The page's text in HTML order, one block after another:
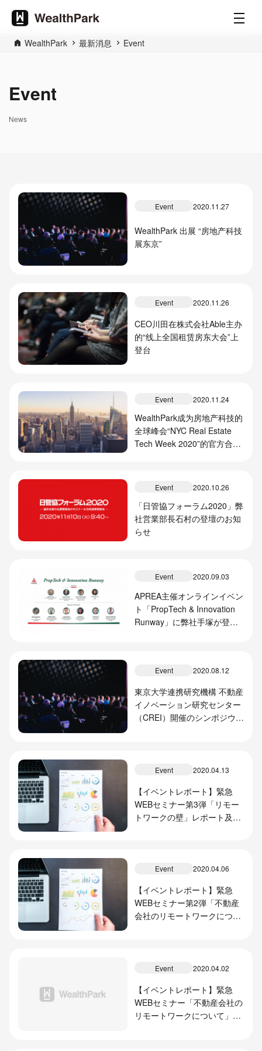
WealthPark 最新消息 Event
Event
News
Event 2020.11.27
WealthPark 出展 “房地产科技
展东京”
Event 2020.11.26
CEO川田在株式会社Able主办
的“线上全国租赁房东大会”上
登台
Event 2020.11.24
WealthPark成为房地产科技的
全球峰会“NYC Real Estate
Tech Week 2020”的官方合作
Event 2020.10.26
「日管協フォーラム2020」弊
社営業部長石村の登壇のお知
らせ
Event 2020.09.03
APREA主催オンラインイベン
ト「PropTech & Innovation
Runway」に弊社手塚が登壇
Event 2020.08.12
東京大学連携研究機構 不動産
イノベーション研究センター
（CREI）開催のシンポジウム
Event 2020.04.13
【イベントレポート】緊急
WEBセミナー第3弾「リモー
トワークの壁」レポート及び
Event 2020.04.06
【イベントレポート】緊急
WEBセミナー第2弾「不動産
会社のリモートワークについ
Event 2020.04.02
【イベントレポート】緊急
WEBセミナー「不動産会社の
リモートワークについて」レ